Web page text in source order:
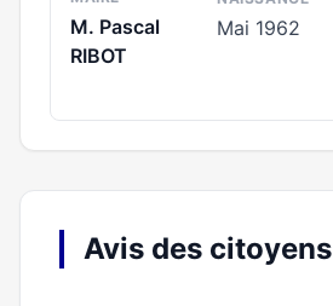
M. Pascal
RIBOT
Mai 1962
Avis des citoyens